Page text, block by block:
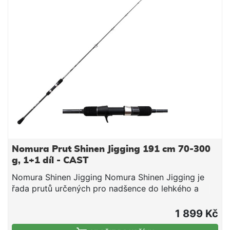
Technické parametry: Délka: 240 cm Transportní
délka: 125 cm Hmotnost: 165 g
Nomura Prut Shinen Jigging 191 cm 70-300
g, 1+1 díl - CAST
Nomura Shinen Jigging Nomura Shinen Jigging je
řada prutů určených pro nadšence do lehkého a
jak v moři, tak při lovu sumců pomocí vábničky. K
dispozici v castingové i spinningové verzi,
1 899 Kč